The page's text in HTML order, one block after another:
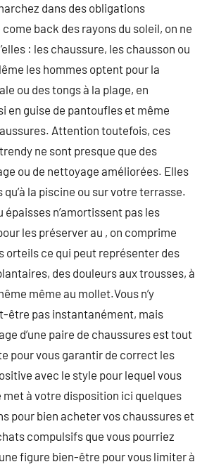
dans des obligations
back des rayons du soleil, on ne
: les chaussure, les chausson ou
les hommes optent pour la
ou des tongs à la plage, en
en guise de pantoufles et même
Attention toutefois, ces
ne sont presque que des
ou de nettoyage améliorées. Elles
la piscine ou sur votre terrasse.
épaisses n’amortissent pas les
les préserver au , on comprime
orteils ce qui peut représenter des
des douleurs aux trousses, à
même au mollet.Vous n’y
être pas instantanément, mais
d’une paire de chaussures est tout
pour vous garantir de correct les
avec le style pour lequel vous
à votre disposition ici quelques
pour bien acheter vos chaussures et
compulsifs que vous pourriez
figure bien-être pour vous limiter à